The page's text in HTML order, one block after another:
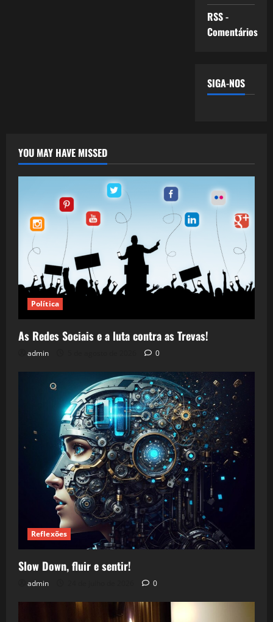
RSS -
Comentários
SIGA-NOS
YOU MAY HAVE MISSED
Política
As Redes Sociais e a luta contra as Trevas!
admin 0
Reflexões
Slow Down, fluir e sentir!
admin 0